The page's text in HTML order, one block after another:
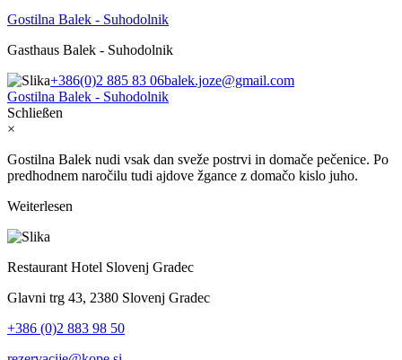
Gostilna Balek - Suhodolnik
Gasthaus Balek - Suhodolnik
+386(0)2 885 83 06balek.joze@gmail.com
Gostilna Balek - Suhodolnik
Schließen
×
Gostilna Balek nudi vsak dan sveže postrvi in domače pečenice. Po
predhodnem naročilu tudi ajdove žgance z domačo kislo juho.
Weiterlesen
Restaurant Hotel Slovenj Gradec
Glavni trg 43, 2380 Slovenj Gradec
+386 (0)2 883 98 50